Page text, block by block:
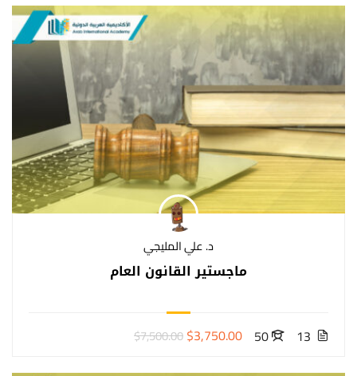
د. علي المليجي
ماجستير القانون العام
13
50
$7,500.00$3,750.00